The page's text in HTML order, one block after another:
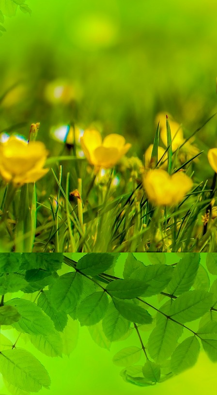
Duo Egor & Elena _ Strapaten